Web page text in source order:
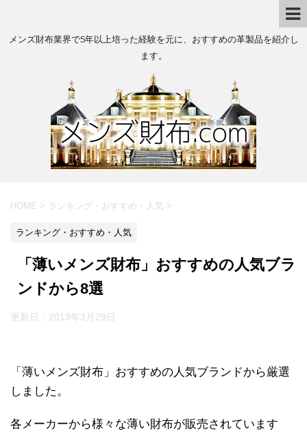
メンズ財布業界で5年以上培った経験を元に、おすすめの革製品を紹介し
ます。
HOME > ランキング・おすすめ・人気 >
ランキング・おすすめ・人気
「薄いメンズ財布」おすすめの人気ブラ
ンドから8選
更新日： 2019年3月29日
「薄いメンズ財布」おすすめの人気ブランドから厳選
しました。
各メーカーから様々な薄い財布が販売されています